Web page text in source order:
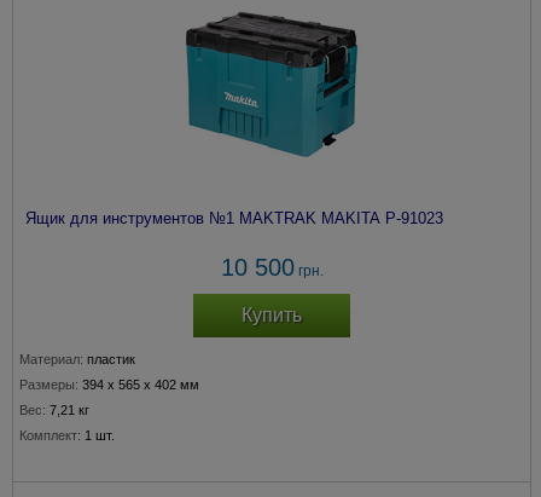
Ящик для инструментов №1 MAKTRAK MAKITA P-91023
10 500грн.
Купить
Материал: пластик
Размеры: 394 x 565 x 402 мм
Вес: 7,21 кг
Комплект: 1 шт.